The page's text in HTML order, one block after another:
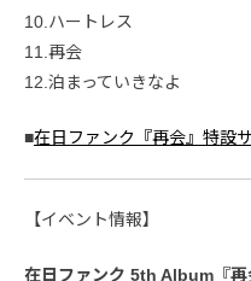
10.ハートレス
11.再会
12.泊まっていきなよ
■在日ファンク『再会』特設
【イベント情報】
在日ファンク 5th Album『再